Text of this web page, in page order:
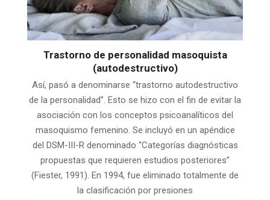
Trastorno de personalidad masoquista
(autodestructivo)
Así, pasó a denominarse “trastorno autodestructivo
de la personalidad”. Esto se hizo con el fin de evitar la
asociación con los conceptos psicoanalíticos del
masoquismo femenino. Se incluyó en un apéndice
del DSM-III-R denominado “Categorías diagnósticas
propuestas que requieren estudios posteriores”
(Fiester, 1991). En 1994, fue eliminado totalmente de
la clasificación por presiones